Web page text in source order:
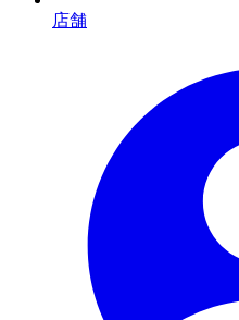
店舗